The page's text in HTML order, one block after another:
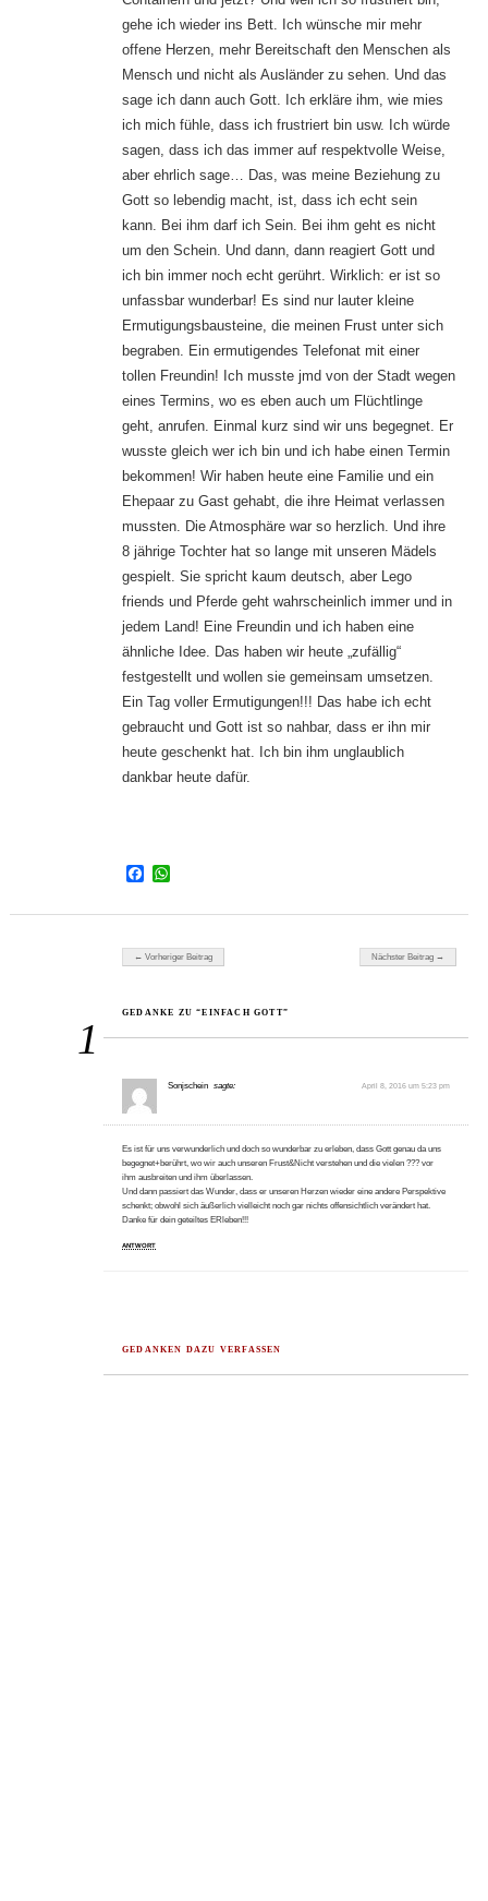
gehe ich wieder ins Bett. Ich wünsche mir mehr
offene Herzen, mehr Bereitschaft den Menschen als
Mensch und nicht als Ausländer zu sehen. Und das
sage ich dann auch Gott. Ich erkläre ihm, wie mies
ich mich fühle, dass ich frustriert bin usw. Ich würde
sagen, dass ich das immer auf respektvolle Weise,
aber ehrlich sage… Das, was meine Beziehung zu
Gott so lebendig macht, ist, dass ich echt sein
kann. Bei ihm darf ich Sein. Bei ihm geht es nicht
um den Schein. Und dann, dann reagiert Gott und
ich bin immer noch echt gerührt. Wirklich: er ist so
unfassbar wunderbar! Es sind nur lauter kleine
Ermutigungsbausteine, die meinen Frust unter sich
begraben. Ein ermutigendes Telefonat mit einer
tollen Freundin! Ich musste jmd von der Stadt wegen
eines Termins, wo es eben auch um Flüchtlinge
geht, anrufen. Einmal kurz sind wir uns begegnet. Er
wusste gleich wer ich bin und ich habe einen Termin
bekommen! Wir haben heute eine Familie und ein
Ehepaar zu Gast gehabt, die ihre Heimat verlassen
mussten. Die Atmosphäre war so herzlich. Und ihre
8 jährige Tochter hat so lange mit unseren Mädels
gespielt. Sie spricht kaum deutsch, aber Lego
friends und Pferde geht wahrscheinlich immer und in
jedem Land! Eine Freundin und ich haben eine
ähnliche Idee. Das haben wir heute „zufällig“
festgestellt und wollen sie gemeinsam umsetzen.
Ein Tag voller Ermutigungen!!! Das habe ich echt
gebraucht und Gott ist so nahbar, dass er ihn mir
heute geschenkt hat. Ich bin ihm unglaublich
dankbar heute dafür.
Facebook
WhatsApp
Beitragsnavigation
← Vorheriger Beitrag Nächster Beitrag →
1
GEDANKE ZU “EINFACH GOTT”
Sonjschein sagte: April 8, 2016 um 5:23 pm
Es ist für uns verwunderlich und doch so wunderbar zu erleben, dass Gott genau da uns
begegnet+berührt, wo wir auch unseren Frust&Nicht verstehen und die vielen ??? vor
ihm ausbreiten und ihm überlassen.
Und dann passiert das Wunder, dass er unseren Herzen wieder eine andere Perspektive
schenkt; obwohl sich äußerlich vielleicht noch gar nichts offensichtlich verändert hat.
Danke für dein geteiltes ERleben!!!
ANTWORT
GEDANKEN DAZU VERFASSEN